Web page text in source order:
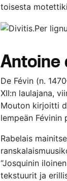
toisesta
Antoine
De Févin (n.
XII:n laulajana,
Mouton kirjoitti
lempeän Févinin
Rabelais
“Josquinin
tekstuurit ja